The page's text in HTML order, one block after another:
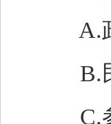
A.政
B.民
C.